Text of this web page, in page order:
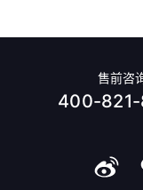
售前咨
400-